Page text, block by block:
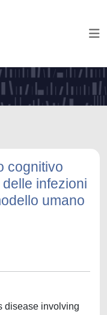
cognitivo
infezioni
umano
disease involving